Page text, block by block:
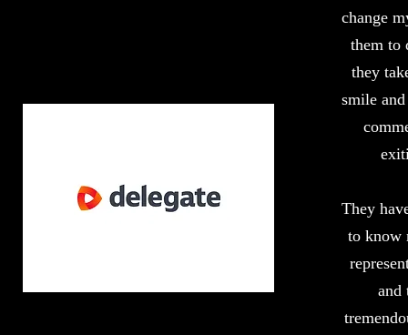
change
them to
they
smile
They
to know
and